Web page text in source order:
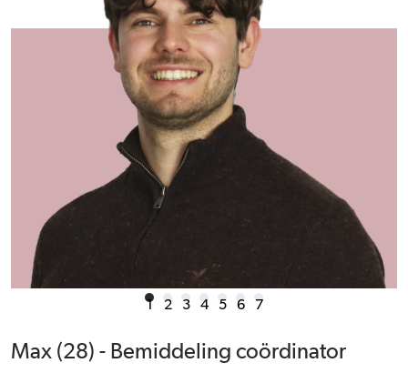
1 2 3 4 5 6 7
Max (28) - Bemiddeling coördinator